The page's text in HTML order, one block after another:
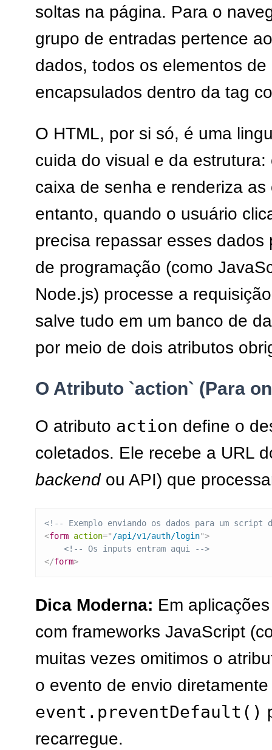
soltas na página. Para o
grupo de entradas pertence
dados, todos os elementos
encapsulados dentro da tag
O HTML, por si só, é uma
cuida do visual e da
caixa de senha e renderiza
entanto, quando o usuário
precisa repassar esses
de programação (como
Node.js) processe a
salve tudo em um banco de
por meio de dois atributos
O Atributo `action` (Para
O atributo action define o
coletados. Ele recebe a URL
backendou API) que
<!-- Exemplo enviando os dados para um
<form action=" /api/v1/auth/login">
<!-- Os inputs entram aqui -->
</form>
Dica Moderna: Em
com frameworks JavaScript
muitas vezes omitimos o
o evento de envio
event.preventDefault()
recarregue.